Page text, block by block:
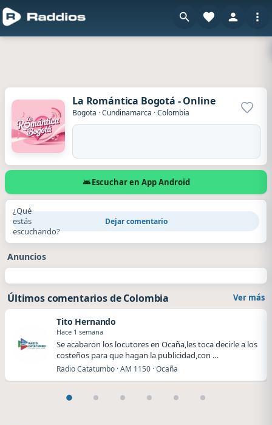
La Romántica Bogotá - Online
Bogota ·Cundinamarca ·Colombia
Escuchar en App Android
¿Qué
estás
escuchando?
Dejar comentario
Anuncios
Últimos comentarios de Colombia Ver más
Tito Hernando
Hace 1 semana
Se acabaron los locutores en Ocaña,les toca decirle a los
costeños para que hagan la publicidad,con …
Radio Catatumbo · AM 1150 · Ocaña